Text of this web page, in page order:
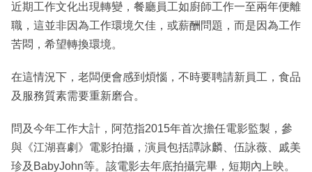
近期工作文化出現轉變，餐廳員工如廚師工作一至兩年便離
職，這並非因為工作環境欠佳，或薪酬問題，而是因為工作
苦悶，希望轉換環境。
在這情況下，老闆便會感到煩惱，不時要聘請新員工，食品
及服務質素需要重新磨合。
問及今年工作大計，阿范指2015年首次擔任電影監製，參
與《江湖喜劇》電影拍攝，演員包括譚詠麟、伍詠薇、戚美
珍及BabyJohn等。該電影去年底拍攝完畢，短期內上映。